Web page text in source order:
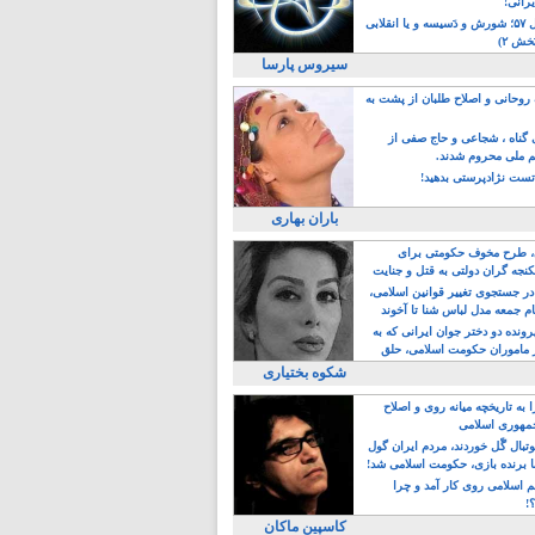
رویداد سال ۵۷؛ شورش و دَسیسه و یا انقلابی
۲)
سیروس پارسا
و اصلاح طلبان از پشت به
گناه ، شجاعی و حاج صفی از
ملی محروم شدند.
نژادپرستی بدهید!
باران بهاری
مخوف حکومتی برای
گران دولتی به قتل و جنایت
جستجوی تغییر قوانین اسلامی،
جمعه مدل لباس شنا تا آخوند
دو دختر جوان ایرانی که به
ماموران حکومت اسلامی، حلق
شکوه بختیاری
به تاریخچه میانه روی و اصلاح
اسلامی
گًل خوردند، مردم ایران گول
برنده بازی، حکومت اسلامی شد!
اسلامی روی کار آمد و چرا
کاسپین ماکان